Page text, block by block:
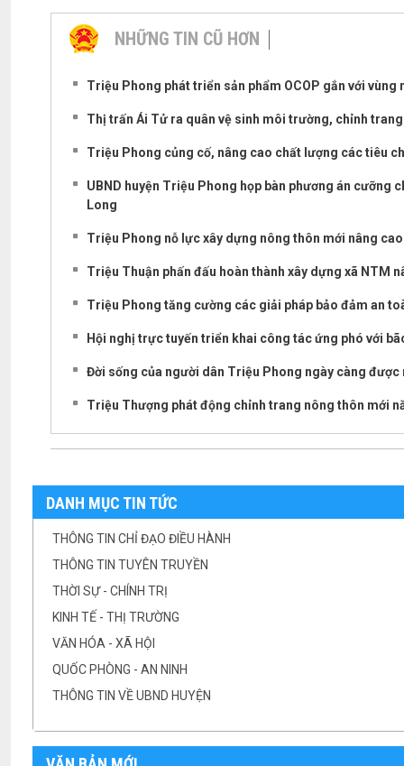
NHỮNG TIN CŨ HƠN
Triệu Phong phát triển sản phẩm OCOP gắn với vùng
Thị trấn Ái Tử ra quân vệ sinh môi trường, chỉnh
Triệu Phong củng cố, nâng cao chất lượng các tiêu
UBND huyện Triệu Phong họp bàn phương án cưỡng
Long
Triệu Phong nỗ lực xây dựng nông thôn mới nâng cao
Triệu Thuận phấn đấu hoàn thành xây dựng xã NTM
Triệu Phong tăng cường các giải pháp bảo đảm an
Hội nghị trực tuyến triển khai công tác ứng phó với
Đời sống của người dân Triệu Phong ngày càng được
Triệu Thượng phát động chỉnh trang nông thôn mới
DANH MỤC TIN TỨC
THÔNG TIN CHỈ ĐẠO ĐIỀU HÀNH
THÔNG TIN TUYÊN TRUYỀN
THỜI SỰ - CHÍNH TRỊ
KINH TẾ - THỊ TRƯỜNG
VĂN HÓA - XÃ HỘI
QUỐC PHÒNG - AN NINH
THÔNG TIN VỀ UBND HUYỆN